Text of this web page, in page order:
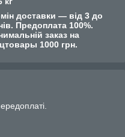
доставки — від 3 до
Предоплата 100%.
заказ на
1000 грн.